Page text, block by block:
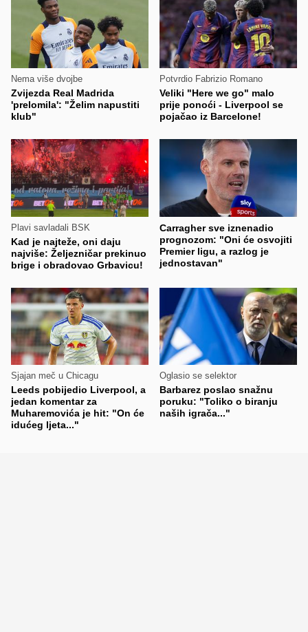
Nema više dvojbe
Zvijezda Real Madrida
'prelomila': "Želim napustiti
klub"
Potvrdio Fabrizio Romano
Veliki "Here we go" malo
prije ponoći - Liverpool se
pojačao iz Barcelone!
Plavi savladali BSK
Kad je najteže, oni daju
najviše: Željezničar prekinuo
brige i obradovao Grbavicu!
Carragher sve iznenadio
prognozom: "Oni će osvojiti
Premier ligu, a razlog je
jednostavan"
Sjajan meč u Chicagu
Leeds pobijedio Liverpool, a
jedan komentar za
Muharemovića je hit: "On će
idućeg ljeta..."
Oglasio se selektor
Barbarez poslao snažnu
poruku: "Toliko o biranju
naših igrača..."